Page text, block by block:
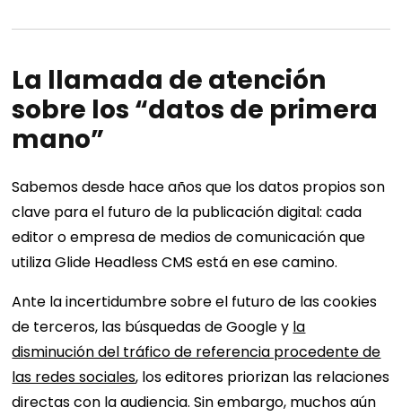
La llamada de atención
sobre los “datos de primera
mano”
Sabemos desde hace años que los datos propios son
clave para el futuro de la publicación digital: cada
editor o empresa de medios de comunicación que
utiliza Glide Headless CMS está en ese camino.
Ante la incertidumbre sobre el futuro de las cookies
de terceros, las búsquedas de Google y la
disminución del tráfico de referencia procedente de
las redes sociales, los editores priorizan las relaciones
directas con la audiencia. Sin embargo, muchos aún